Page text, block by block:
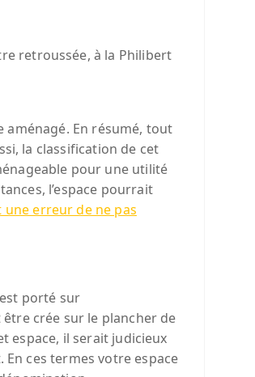
retroussée, à la Philibert
aménagé. En résumé, tout
la classification de cet
pour une utilité
l’espace pourrait
une erreur de ne pas
porté sur
être crée sur le plancher de
espace, il serait judicieux
ces termes votre espace